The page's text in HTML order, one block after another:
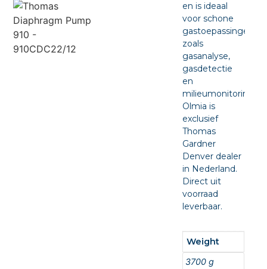
en is ideaal
voor schone
gastoepassingen
zoals
gasanalyse,
gasdetectie
en
milieumonitoring.
Olmia is
exclusief
Thomas
Gardner
Denver dealer
in Nederland.
Direct uit
voorraad
leverbaar.
Weight
3700 g